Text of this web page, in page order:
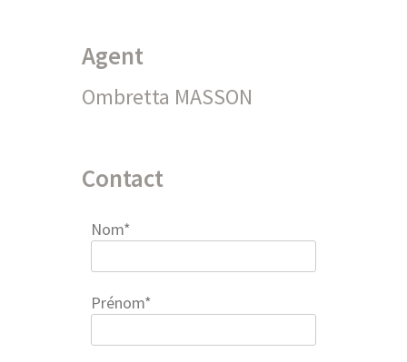
Agent
Ombretta MASSON
Contact
Nom*
Prénom*